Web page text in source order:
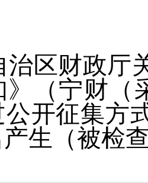
治区财政厅
》（宁财（
公开征集方
产生（被检